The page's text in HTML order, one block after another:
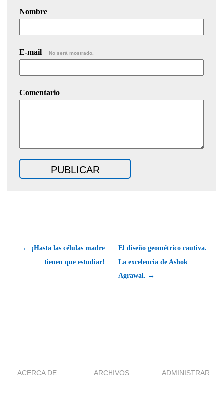
Nombre
E-mail No será mostrado.
Comentario
← ¡Hasta las células madre
tienen que estudiar!
El diseño geométrico cautiva.
La excelencia de Ashok
Agrawal. →
ACERCA DE ARCHIVOS ADMINISTRAR